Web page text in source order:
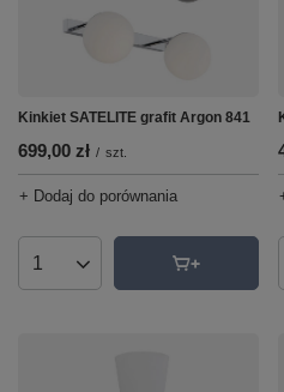
Kinkiet SATELITE grafit Argon 841
699,00 zł / szt.
+ Dodaj do porównania
Ilość produktów